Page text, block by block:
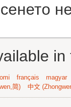
français
magyar
简) 中文